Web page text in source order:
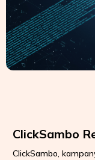
ClickSambo
ClickSambo,